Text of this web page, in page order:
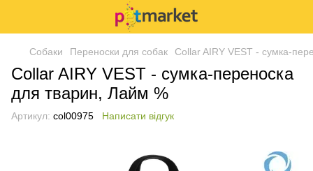
Собаки Переноски для собак Collar AIRY VEST - сумка-
Collar AIRY VEST - сумка-переноска
для тварин, Лайм %
Артикул: col00975 Написати відгук